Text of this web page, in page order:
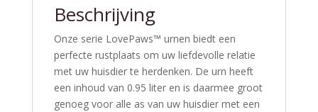
Beschrijving
Onze serie LovePaws™ urnen biedt een
perfecte rustplaats om uw liefdevolle relatie
met uw huisdier te herdenken. De urn heeft
een inhoud van 0.95 liter en is daarmee groot
genoeg voor alle as van uw huisdier met een